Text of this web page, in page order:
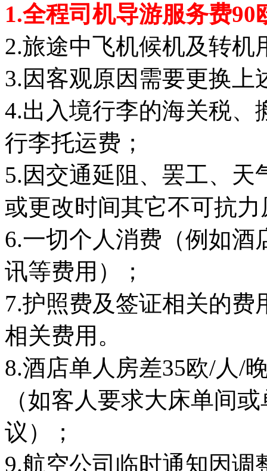
1.全程司机导游服务费90
2.旅途中飞机候机及转机
3.因客观原因需要更换上
4.出入境行李的海关税、
行李托运费；
5.因交通延阻、罢工、
或更改时间其它不可抗
6.一切个人消费（例如
讯等费用）；
7.护照费及签证相关的
相关费用。
8.酒店单人房差35欧/人/
（如客人要求大床单间
议）；
9.航空公司临时通知因